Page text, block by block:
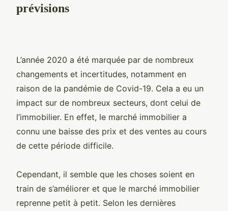
prévisions
L’année 2020 a été marquée par de nombreux
changements et incertitudes, notamment en
raison de la pandémie de Covid-19. Cela a eu un
impact sur de nombreux secteurs, dont celui de
l’immobilier. En effet, le marché immobilier a
connu une baisse des prix et des ventes au cours
de cette période difficile.
Cependant, il semble que les choses soient en
train de s’améliorer et que le marché immobilier
reprenne petit à petit. Selon les dernières